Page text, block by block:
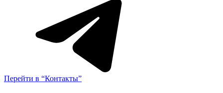
Перейти в “Контакты”